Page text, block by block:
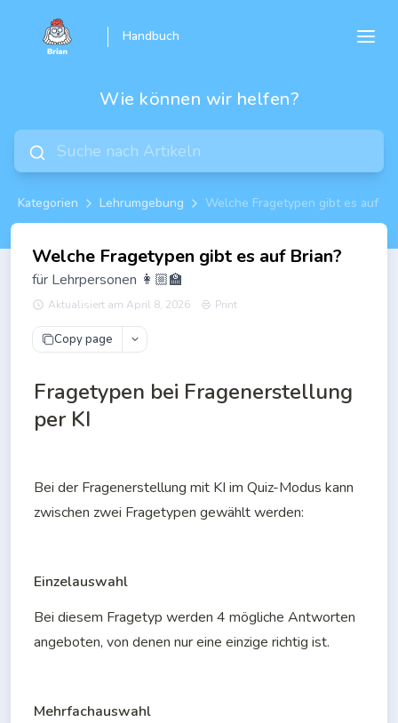
Handbuch
Wie können wir helfen?
Kategorien Lehrumgebung Welche Fragetypen gibt es auf
Welche Fragetypen gibt es auf Brian?
für Lehrpersonen 👩🏼‍🏫
Aktualisiert am April 8, 2026 Print
Copy page
Fragetypen bei Fragenerstellung
per KI
Bei der Fragenerstellung mit KI im Quiz-Modus kann
zwischen zwei Fragetypen gewählt werden:
Einzelauswahl
Bei diesem Fragetyp werden 4 mögliche Antworten
angeboten, von denen nur eine einzige richtig ist.
Mehrfachauswahl